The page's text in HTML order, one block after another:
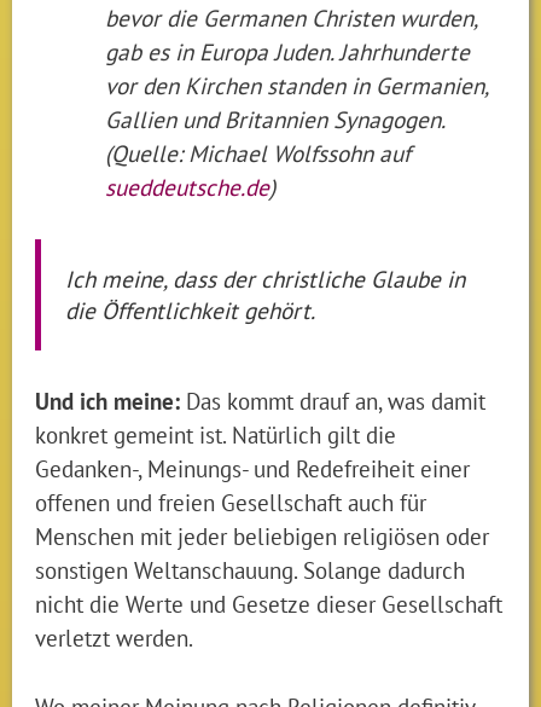
bevor die Germanen Christen wurden,
gab es in Europa Juden. Jahrhunderte
vor den Kirchen standen in Germanien,
Gallien und Britannien Synagogen.
(Quelle: Michael Wolfssohn auf
sueddeutsche.de)
Ich meine, dass der christliche Glaube in
die Öffentlichkeit gehört.
Und ich meine: Das kommt drauf an, was damit
konkret gemeint ist. Natürlich gilt die
Gedanken-, Meinungs- und Redefreiheit einer
offenen und freien Gesellschaft auch für
Menschen mit jeder beliebigen religiösen oder
sonstigen Weltanschauung. Solange dadurch
nicht die Werte und Gesetze dieser Gesellschaft
verletzt werden.